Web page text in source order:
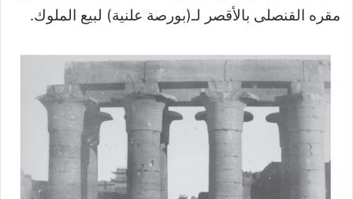
مقره القنصلى بالأقصر لـ(بورصة علنية) لبيع الملوك.